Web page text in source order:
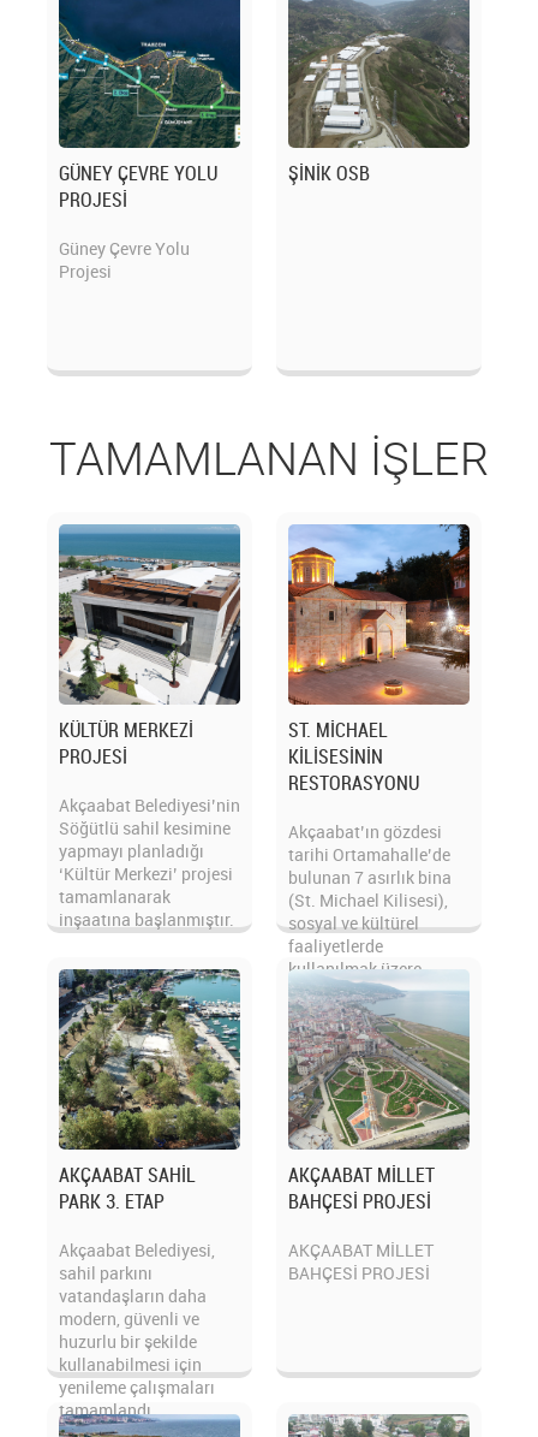
GÜNEY ÇEVRE YOLU
PROJESİ
Güney Çevre Yolu
Projesi
ŞİNİK OSB
TAMAMLANAN İŞLER
KÜLTÜR MERKEZİ
PROJESİ
Akçaabat Belediyesi’nin
Söğütlü sahil kesimine
yapmayı planladığı
‘Kültür Merkezi’ projesi
tamamlanarak
inşaatına başlanmıştır.
ST. MİCHAEL
KİLİSESİNİN
RESTORASYONU
Akçaabat’ın gözdesi
tarihi Ortamahalle’de
bulunan 7 asırlık bina
(St. Michael Kilisesi),
sosyal ve kültürel
faaliyetlerde
kullanılmak üzere
restore ed...
AKÇAABAT SAHİL
PARK 3. ETAP
Akçaabat Belediyesi,
sahil parkını
vatandaşların daha
modern, güvenli ve
huzurlu bir şekilde
kullanabilmesi için
yenileme çalışmaları
tamamlandı.
AKÇAABAT MİLLET
BAHÇESİ PROJESİ
AKÇAABAT MİLLET
BAHÇESİ PROJESİ